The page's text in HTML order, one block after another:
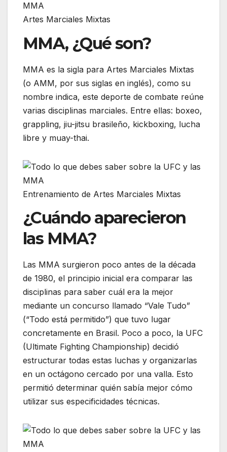
Artes Marciales Mixtas
MMA, ¿Qué son?
MMA es la sigla para Artes Marciales Mixtas
(o AMM, por sus siglas en inglés), como su
nombre indica, este deporte de combate reúne
varias disciplinas marciales. Entre ellas: boxeo,
grappling, jiu-jitsu brasileño, kickboxing, lucha
libre y muay-thai.
Entrenamiento de Artes Marciales Mixtas
¿Cuándo aparecieron
las MMA?
Las MMA surgieron poco antes de la década
de 1980, el principio inicial era comparar las
disciplinas para saber cuál era la mejor
mediante un concurso llamado “Vale Tudo”
(“Todo está permitido”) que tuvo lugar
concretamente en Brasil. Poco a poco, la UFC
(Ultimate Fighting Championship) decidió
estructurar todas estas luchas y organizarlas
en un octágono cercado por una valla. Esto
permitió determinar quién sabía mejor cómo
utilizar sus especificidades técnicas.